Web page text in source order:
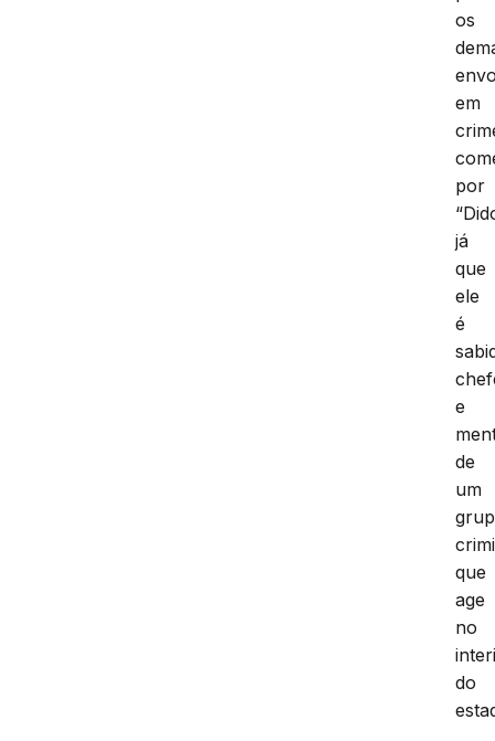
os
em
por
já
que
ele
é
e
de
um
que
age
no
do